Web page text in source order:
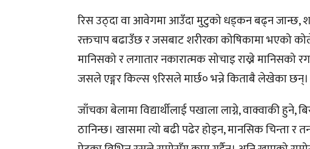
रिस उठ्दा वा आवेगमा आउँदा मुटुको धड्कन बढ्न जान्छ,
रक्तचाप बढाउँछ र जसबाट शरीरका कोषिकामा भएको
मानिसको र लगातार नकारात्मक सोचाइ राख्ने मानिसको
जसले एङ्गर किल्स ९रिसले मार्छ० भन्ने किताबै लेखेका छन्।
जाँचका बेलामा विद्यार्थीलाई पखाला लाग्ने, वाक्वाकी
ठानिन्छ। खासमा त्यो बढी पढेर होइन, मानसिक चिन्ता र